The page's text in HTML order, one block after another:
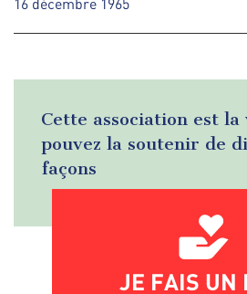
16 décembre 1965
Cette association est la
pouvez la soutenir de
façons
JE FAIS UN